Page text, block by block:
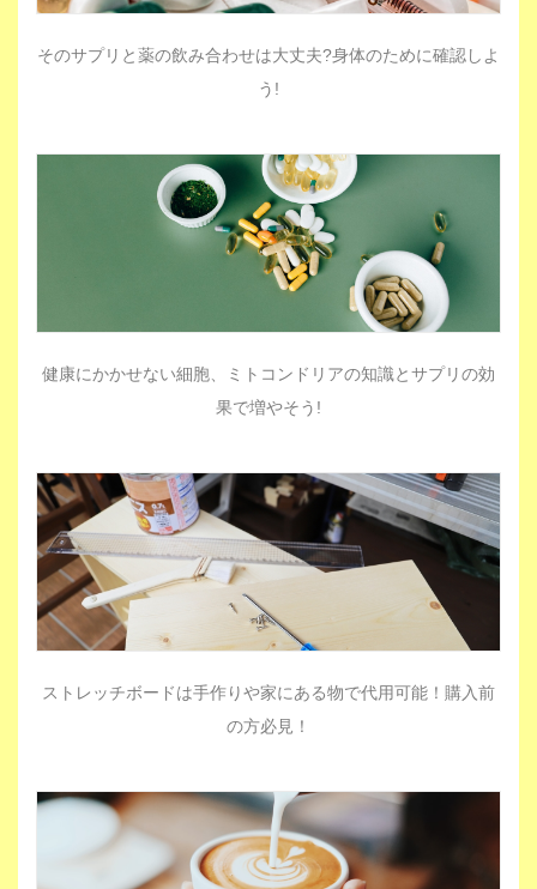
そのサプリと薬の飲み合わせは大丈夫?身体のために確認しよ
う!
健康にかかせない細胞、ミトコンドリアの知識とサプリの効
果で増やそう!
ストレッチボードは手作りや家にある物で代用可能！購入前
の方必見！